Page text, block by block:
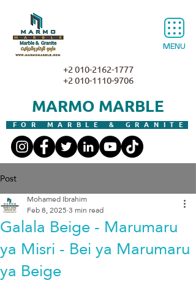
MENU
MARMO MARBLE
FOR MARBLE & GRANITE
+2 010-2162-1777
+2 010-1110-9706
Post
Galala Beige - Marumaru
ya Misri - Bei ya Marumaru
ya Beige
Mohamed Ibrahim
Feb 8, 20253 min read